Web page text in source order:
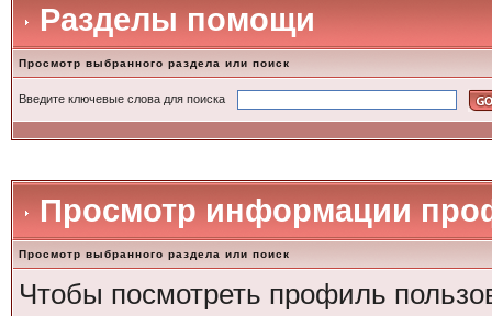
Разделы помощи
Просмотр выбранного раздела или поиск
Введите ключевые слова для поиска
Просмотр информации
Просмотр выбранного раздела или поиск
Чтобы посмотреть профиль